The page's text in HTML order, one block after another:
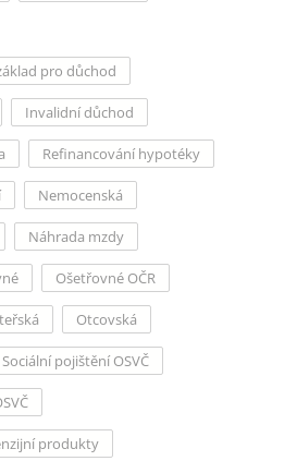
pro důchod
Invalidní důchod
Refinancování hypotéky
Nemocenská
Náhrada mzdy
Ošetřovné OČR
Otcovská
Sociální pojištění OSVČ
produkty